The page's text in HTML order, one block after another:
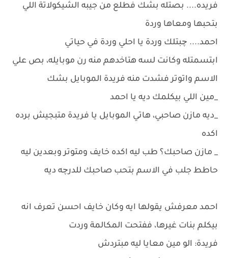
فريده.... بصتله بشك فطلع من جيبه الشيكولاتة اللي
بتحبها ومعاها وردة
احمد.... چبتلك وردة يا احلي وردة في حياتي
ابتسمتله وكانت لسه هتاخدهم منه رن موبايله، بص علي
الاسم واتوتر فشدت منه فريدة الموبايل بشك
_مين اللي بيكلمك ديه يا احمد
_ديه مازن صاحبي، هاتي الموبايل يا فريدة متبجيش برده
اكده
_ مازن صاحبك؟ طب ليه اكده خايف ومتوتر وبعدين ليه
حاطط جلب في الاسم بتحب صاحبك للدرچه ديه
احمد معرفش يقولها ايه وكان خايف احسن تعرف انه
بيكلم بنات غيرها، ففتحت المكالمة وردت
فريدة: الو مين معايا ليه مبتردش